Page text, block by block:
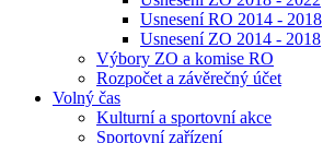
Usnesení RO 2014 - 2018
Usnesení ZO 2014 - 2018
Výbory ZO a komise RO
Rozpočet a závěrečný účet
Volný čas
Kulturní a sportovní akce
Sportovní zařízení